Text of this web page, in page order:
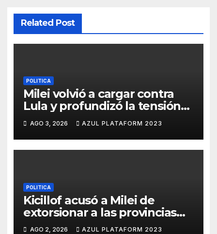
Related Post
POLITICA
Milei volvió a cargar contra
Lula y profundizó la tensión
con Brasil
AGO 3, 2026 AZUL PLATAFORM 2023
POLITICA
Kicillof acusó a Milei de
extorsionar a las provincias
para lograr su reelección
AGO 2, 2026 AZUL PLATAFORM 2023